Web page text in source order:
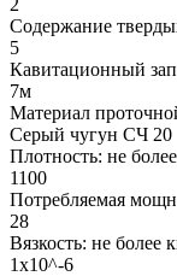
Содержание
5
Кавитационный
7м
Материал
Серый чугун СЧ 20
Плотность: не
1100
Потребляемая
28
Вязкость: не более
1х10^-6